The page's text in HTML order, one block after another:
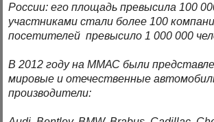
России: его площадь превысила 100
участниками стали более 100
посетителей превысило 1 000 000
В 2012 году на ММАС были
мировые и отечественные
производители: